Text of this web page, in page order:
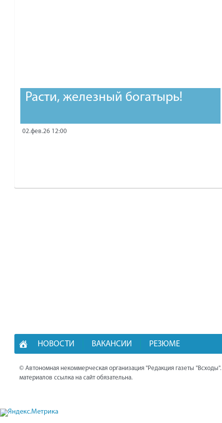
Расти, железный богатырь!
02.фев.26 12:00
НОВОСТИ ВАКАНСИИ РЕЗЮМЕ
© Автономная некоммерческая организация "Редакция газеты
материалов ссылка на сайт обязательна.